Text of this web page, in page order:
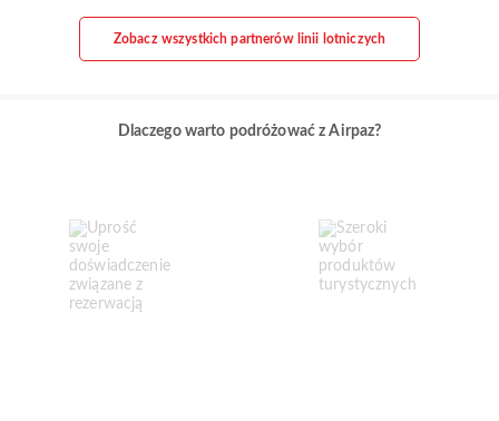
Zobacz wszystkich partnerów linii lotniczych
Dlaczego warto podróżować z Airpaz?